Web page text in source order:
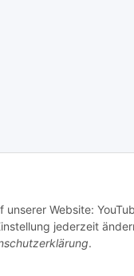
Website:
jederzeit
.